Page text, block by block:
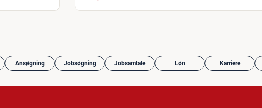
Ansøgning Jobsøgning Jobsamtale Løn Karriere